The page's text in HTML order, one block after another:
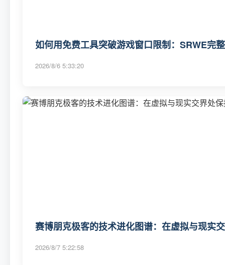
如何用免费工具突破游戏窗口限制：SRWE完
2026/8/6 5:33:20
赛博朋克极客的技术进化图谱：在虚拟与现实
2026/8/7 5:22:58